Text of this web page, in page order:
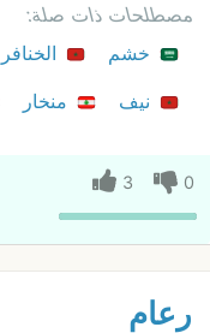
مصطلحات ذات صلة:
خشم
الخنافر
نيف
منخار
0
3
رعام